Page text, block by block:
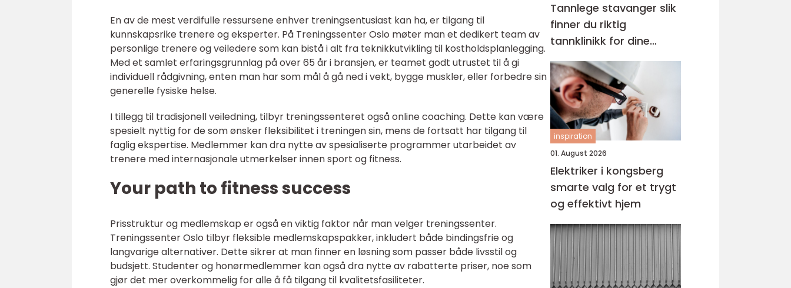
En av de mest verdifulle ressursene enhver treningsentusiast kan ha, er tilgang til
kunnskapsrike trenere og eksperter. På Treningssenter Oslo møter man et dedikert team av
personlige trenere og veiledere som kan bistå i alt fra teknikkutvikling til kostholdsplanlegging.
Med et samlet erfaringsgrunnlag på over 65 år i bransjen, er teamet godt utrustet til å gi
individuell rådgivning, enten man har som mål å gå ned i vekt, bygge muskler, eller forbedre sin
generelle fysiske helse.
I tillegg til tradisjonell veiledning, tilbyr treningssenteret også online coaching. Dette kan være
spesielt nyttig for de som ønsker fleksibilitet i treningen sin, mens de fortsatt har tilgang til
faglig ekspertise. Medlemmer kan dra nytte av spesialiserte programmer utarbeidet av
trenere med internasjonale utmerkelser innen sport og fitness.
Your path to fitness success
Prisstruktur og medlemskap er også en viktig faktor når man velger treningssenter.
Treningssenter Oslo tilbyr fleksible medlemskapspakker, inkludert både bindingsfrie og
langvarige alternativer. Dette sikrer at man finner en løsning som passer både livsstil og
budsjett. Studenter og honørmedlemmer kan også dra nytte av rabatterte priser, noe som
gjør det mer overkommelig for alle å få tilgang til kvalitetsfasiliteter.
Tannlege stavanger slik
finner du riktig
tannklinikk for dine
behov
inspiration
01. August 2026
Elektriker i kongsberg
smarte valg for et trygt
og effektivt hjem